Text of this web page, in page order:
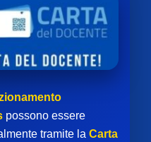
possono essere
tramite la Carta